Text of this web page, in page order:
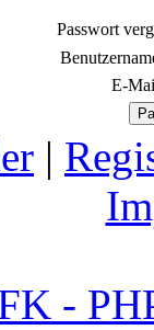
Passwort
E-
|
-